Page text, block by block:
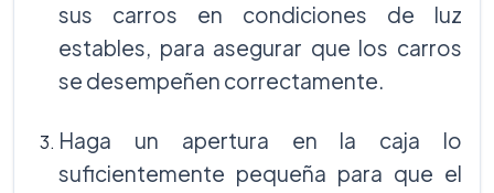
sus carros en condiciones de luz
estables, para asegurar que los carros
se desempeñen correctamente.
Haga un apertura en la caja lo
suficientemente pequeña para que el